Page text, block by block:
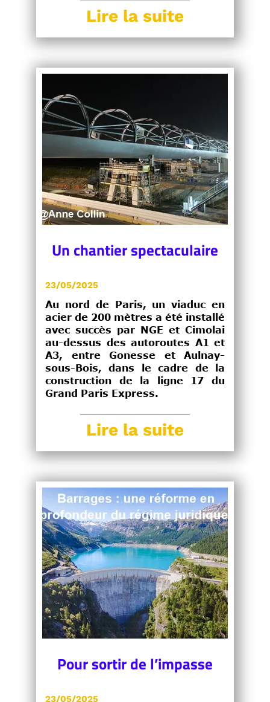
Lire la suite
Un chantier spectaculaire
23/05/2025
Au nord de Paris, un viaduc en
acier de 200 mètres a été installé
avec succès par NGE et Cimolai
au-dessus des autoroutes A1 et
A3, entre Gonesse et Aulnay-
sous-Bois, dans le cadre de la
construction de la ligne 17 du
Grand Paris Express.
Lire la suite
Pour sortir de l’impasse
23/05/2025